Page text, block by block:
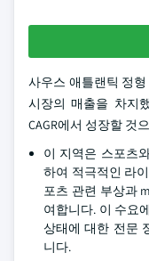
사우스 애틀랜틱 정형
시장의 매출을 차지
CAGR에서 성장할 것
이 지역은 스포츠
하여 적극적인 라
포츠 관련 부상과
여합니다. 이 수요
상태에 대한 전문
니다.